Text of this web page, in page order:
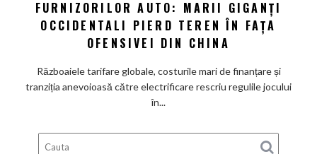
americană
de
forțe
furnizorilor
auto:
pierd
FURNIZORILOR AUTO: MARII GIGANȚI
OCCIDENTALI PIERD TEREN ÎN FAȚA
OFENSIVEI DIN CHINA
Războaiele tarifare globale, costurile mari de finanțare și
tranziția anevoioasă către electrificare rescriu regulile jocului
în...